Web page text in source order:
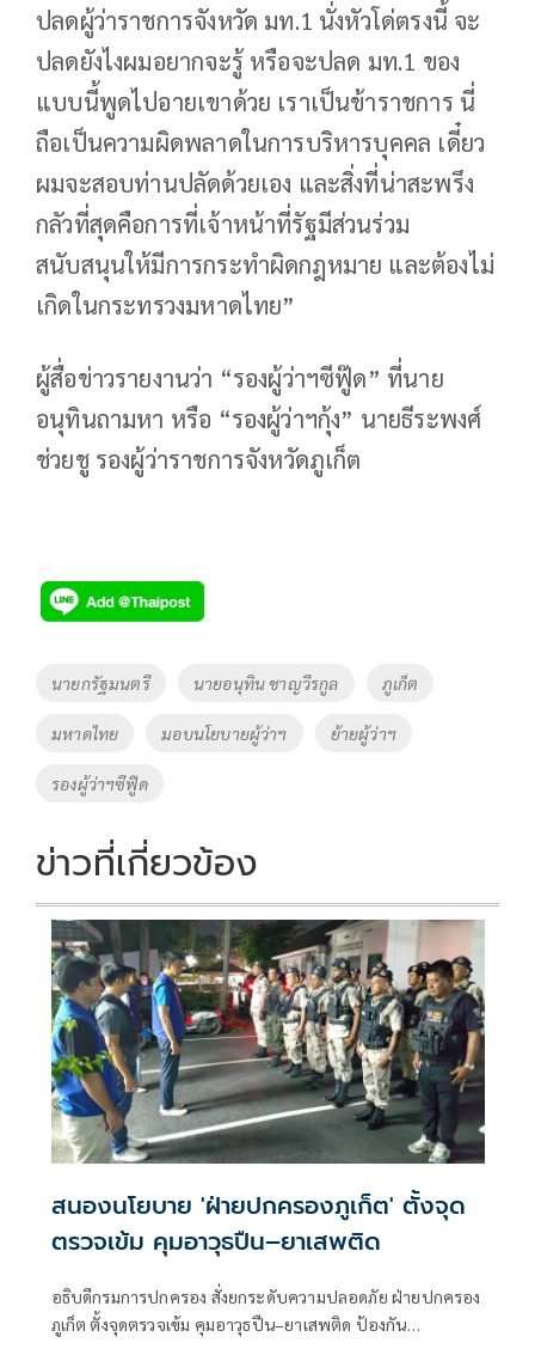
ปลดผู้ว่าราชการจังหวัด มท.1 นั่งหัวโด่ตรงนี้ จะ
ปลดยังไงผมอยากจะรู้ หรือจะปลด มท.1 ของ
แบบนี้พูดไปอายเขาด้วย เราเป็นข้าราชการ นี่
ถือเป็นความผิดพลาดในการบริหารบุคคล เดี๋ยว
ผมจะสอบท่านปลัดด้วยเอง และสิ่งที่น่าสะพรึง
กลัวที่สุดคือการที่เจ้าหน้าที่รัฐมีส่วนร่วม
สนับสนุนให้มีการกระทำผิดกฎหมาย และต้องไม่
เกิดในกระทรวงมหาดไทย”
ผู้สื่อข่าวรายงานว่า “รองผู้ว่าฯซีฟู๊ด” ที่นาย
อนุทินถามหา หรือ “รองผู้ว่าฯกุ้ง” นายธีระพงศ์
ช่วยชู รองผู้ว่าราชการจังหวัดภูเก็ต
Tags
นายกรัฐมนตรี นายอนุทิน ชาญวีรกูล ภูเก็ต
มหาดไทย มอบนโยบายผู้ว่าฯ ย้ายผู้ว่าฯ
รองผู้ว่าฯซีฟู๊ด
ข่าวที่เกี่ยวข้อง
สนองนโยบาย 'ฝ่ายปกครองภูเก็ต' ตั้งจุด
ตรวจเข้ม คุมอาวุธปืน–ยาเสพติด
อธิบดีกรมการปกครอง สั่งยกระดับความปลอดภัย ฝ่ายปกครอง
ภูเก็ต ตั้งจุดตรวจเข้ม คุมอาวุธปืน–ยาเสพติด ป้องกัน